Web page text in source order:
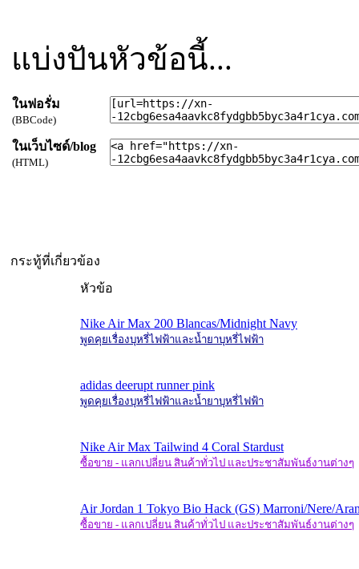
แบ่งปันหัวข้อนี้...
ในฟอรั่ม
(BBCode)
ในเว็บไซด์/blog
(HTML)
กระทู้ที่เกี่ยวข้อง
หัวข้อ
Nike Air Max 200 Blancas/Midnight Navy
พูดคุยเรื่องบุหรี่ไฟฟ้าและน้ำยาบุหรี่ไฟฟ้า
adidas deerupt runner pink
พูดคุยเรื่องบุหรี่ไฟฟ้าและน้ำยาบุหรี่ไฟฟ้า
Nike Air Max Tailwind 4 Coral Stardust
ซื้อขาย - แลกเปลี่ยน สินค้าทั่วไป และประชาสัมพันธ์งานต่างๆ
Air Jordan 1 Tokyo Bio Hack (GS) Marroni/Nere/
ซื้อขาย - แลกเปลี่ยน สินค้าทั่วไป และประชาสัมพันธ์งานต่างๆ